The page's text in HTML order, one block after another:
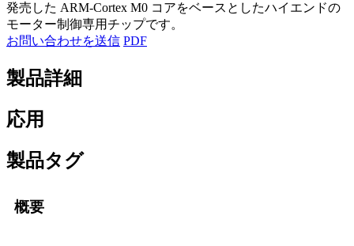
発売した ARM-Cortex M0 コアをベースとしたハイエンドの
モーター制御専用チップです。
お問い合わせを送信 PDF
製品詳細
応用
製品タグ
概要